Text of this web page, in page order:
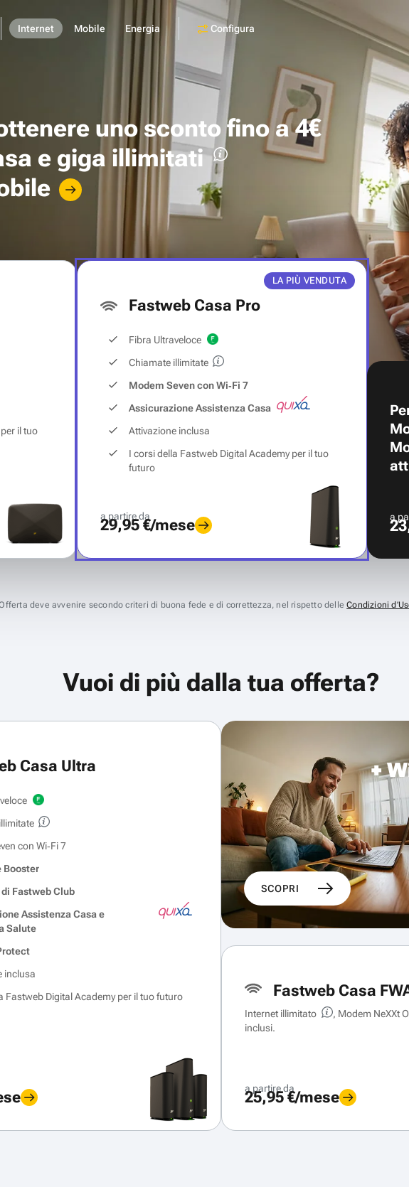
Internet Mobile Energia Configura
unosconto fino a 4€
e giga illimitati
il tuo
LA PIÙ VENDUTA
Fastweb Casa Pro
Fibra Ultraveloce
Chiamate illimitate
Modem Seven con Wi‑Fi 7
Assicurazione Assistenza Casa
Attivazione inclusa
I corsi della Fastweb Digital Academy per il tuo
futuro
a partire da
29,95 €/mese a
deve avvenire secondo criteri di buona fede e di correttezza, nel rispetto delleCondizioni
Vuoi di più dalla tua offerta?
Casa Ultra
con Wi‑Fi 7
Booster
Fastweb Club
Assistenza Casa e
Salute
inclusa
Fastweb Digital Academy per il tuo futuro
+
SCOPRI
Fastweb Casa
Internet illimitato
, Modem NeXXt
inclusi.
a partire da
25,95 €/mese